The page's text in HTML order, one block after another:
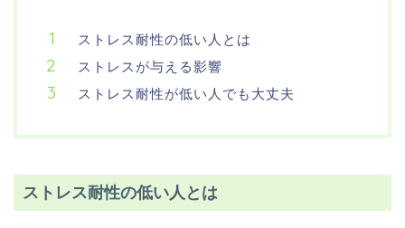
ストレス耐性の低い人とは
ストレスが与える影響
ストレス耐性が低い人でも大丈夫
ストレス耐性の低い人とは